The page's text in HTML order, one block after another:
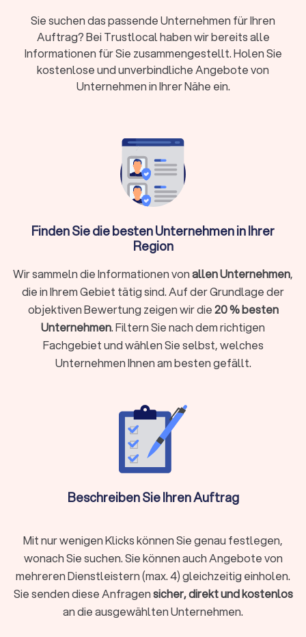
nachgewiesene Expertise durch Fortbildungen
Kosten:RVG-Gebühren, Stundensätze (180-350
Euro) oder Pauschalpreise je nach Fall
Rechtsschutz:Prüfen Sie Versicherungsschutz
oder Prozesskostenhilfe bei geringem
Wann brauche ich überhaupt einen
Sie müssen nicht bei jedem rechtlichen Anliegen sofort einen
Erstberatung bei einer Verbraucherzentrale oder eine
gezielte Online-Recherche. Ein Rechtsanwalt unterstützt Sie
Sie kurzfristig eine Frist wahren müssen (zum Beispiel bei
einer Kündigungsschutzklage innerhalb von drei Wochen)
Ihr Fall rechtlich komplex ist und spezielles Fachwissen
erfordert
Sie eine gerichtliche Vertretung brauchen oder eine Klage
Mietvertrag, Kaufvertrag oder Arbeitsvertrag)
Ihr Anliegen mit hohen finanziellen oder persönlichen
Sie Ihre Rechte gegenüber Behörden, Arbeitgebern oder
anderen Parteien aktiv durchsetzen wollen
Holen Sie rechtzeitig juristischen Rat ein, damit Sie Fehler
Welche Aufgaben übernehmen
Rechtsanwälte?
Rechtsanwälte sind weit mehr als Verteidiger vor Gericht. Sie
begleiten Sie in vielen Lebenssituationen und übernehmen
Sie suchen das passende Unternehmen für Ihren
Auftrag? Bei Trustlocal haben wir bereits alle
Informationen für Sie zusammengestellt. Holen Sie
kostenlose und unverbindliche Angebote von
Unternehmen in Ihrer Nähe ein.
Finden Sie die besten Unternehmen in Ihrer
Region
Wir sammeln die Informationen vonallen Unternehmen,
die in Ihrem Gebiet tätig sind. Auf der Grundlage der
objektiven Bewertung zeigen wir die20 % besten
Unternehmen. Filtern Sie nach dem richtigen
Fachgebiet und wählen Sie selbst, welches
Unternehmen Ihnen am besten gefällt.
Beschreiben Sie Ihren Auftrag
Mit nur wenigen Klicks können Sie genau festlegen,
wonach Sie suchen. Sie können auch Angebote von
mehreren Dienstleistern (max. 4) gleichzeitig einholen.
Sie senden diese Anfragensicher, direkt und kostenlos
an die ausgewählten Unternehmen.